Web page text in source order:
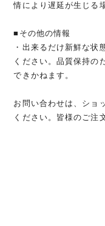
情により遅延が生じる
■その他の情報
・出来るだけ新鮮な状
ください。品質保持の
できかねます。
お問い合わせは、ショ
ください。皆様のご注